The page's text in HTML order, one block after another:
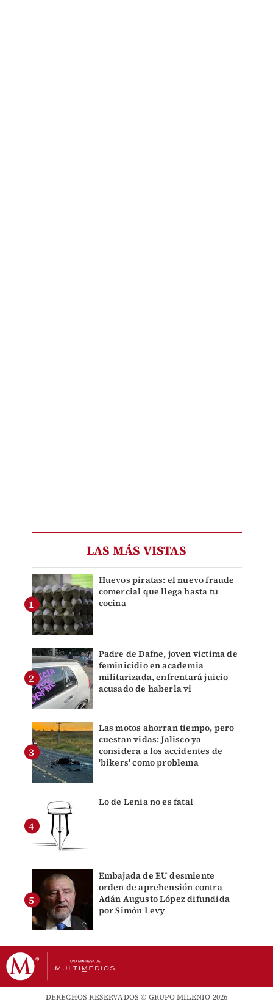
LAS MÁS VISTAS
Huevos piratas: el nuevo fraude
comercial que llega hasta tu
cocina
Padre de Dafne, joven víctima de
feminicidio en academia
militarizada, enfrentará juicio
acusado de haberla vi
Las motos ahorran tiempo, pero
cuestan vidas: Jalisco ya
considera a los accidentes de
'bikers' como problema
Lo de Lenia no es fatal
Embajada de EU desmiente
orden de aprehensión contra
Adán Augusto López difundida
por Simón Levy
DERECHOS RESERVADOS © GRUPO MILENIO 2026